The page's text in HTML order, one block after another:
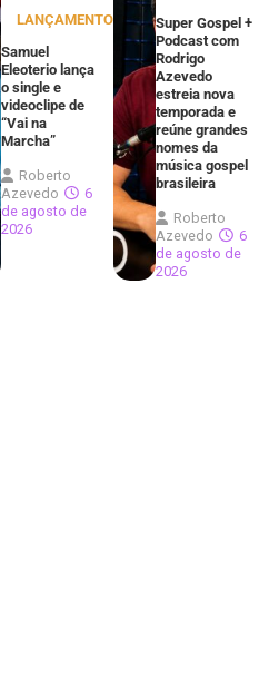
LANÇAMENTOS
Samuel
Eleoterio lança
o single e
videoclipe de
“Vai na
Marcha”
Roberto
Azevedo
6
de agosto de
2026
Super Gospel +
Podcast com
Rodrigo
Azevedo
estreia nova
temporada e
reúne grandes
nomes da
música gospel
brasileira
Roberto
Azevedo
6
de agosto de
2026